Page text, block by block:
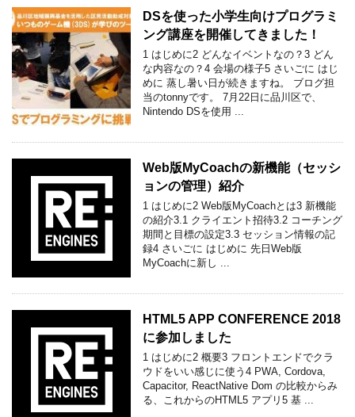
DSを使った小学生向けプログラミ
ング講座を開催してきました！
1 はじめに2 どんなイベントなの？3 どん
な内容なの？4 会場の様子5 さいごに はじ
めに 蒸し暑い日が続きますね。 ブログ担
当のtonnyです。 7月22日に品川区で、
Nintendo DSを使用 ...
Web版MyCoachの新機能（セッシ
ョンの管理）紹介
1 はじめに2 Web版MyCoachとは3 新機能
の紹介3.1 クライエント招待3.2 コーチング
期間と目標の設定3.3 セッション情報の記
録4 さいごに はじめに 先日Web版
MyCoachに新し ...
HTML5 APP CONFERENCE 2018
に参加しました
1 はじめに2 概要3 フロントエンドでクラ
ウドをいい感じに使う4 PWA, Cordova,
Capacitor, ReactNative Dom の比較からみ
る、これからのHTML5 アプリ5 基 ...